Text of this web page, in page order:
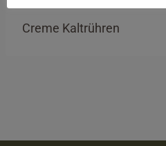
Creme Kaltrühren